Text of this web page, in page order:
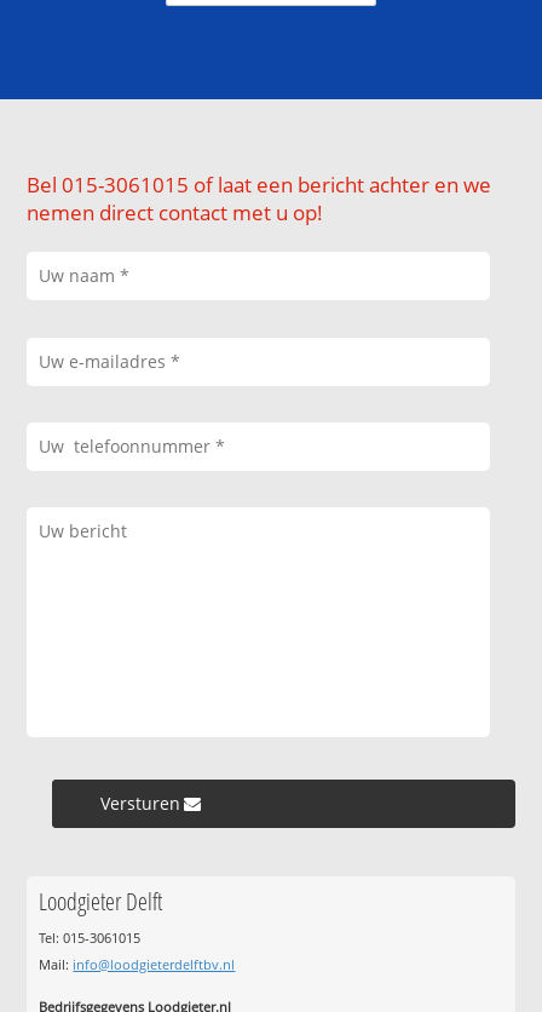
Bel 015-3061015 of laat een bericht achter en we
nemen direct contact met u op!
Versturen »
Loodgieter Delft
Tel: 015-3061015
Mail: info@loodgieterdelftbv.nl
Bedrijfsgegevens Loodgieter.nl